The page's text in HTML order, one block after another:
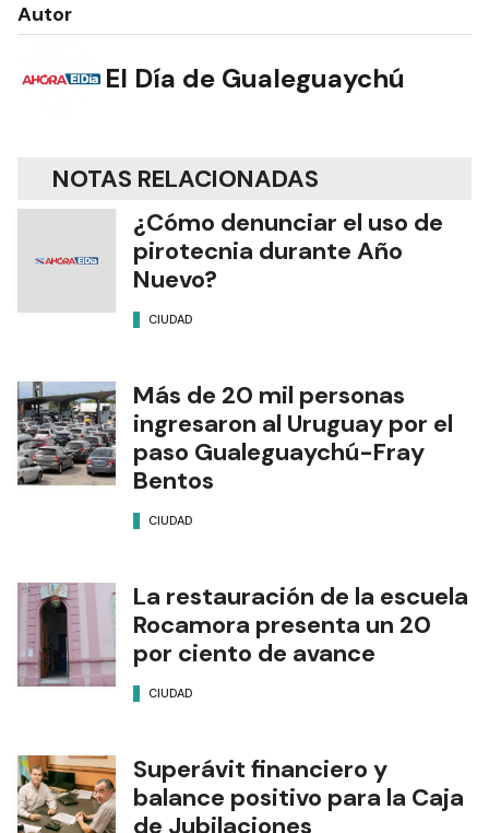
Autor
El Día de Gualeguaychú
NOTAS RELACIONADAS
¿Cómo denunciar el uso de
pirotecnia durante Año
Nuevo?
CIUDAD
Más de 20 mil personas
ingresaron al Uruguay por el
paso Gualeguaychú-Fray
Bentos
CIUDAD
La restauración de la escuela
Rocamora presenta un 20
por ciento de avance
CIUDAD
Superávit financiero y
balance positivo para la Caja
de Jubilaciones